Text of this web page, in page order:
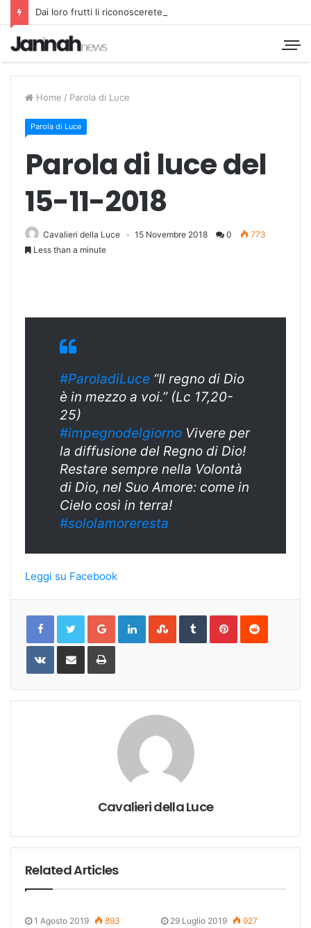
Dai loro frutti li riconoscerete
Home / Parola di Luce
Parola di Luce
Parola di luce del
15-11-2018
Cavalieri della Luce 15 Novembre 2018 0
773
Less than a minute
#ParoladiLuce “Il regno di Dio
è in mezzo a voi.” (Lc 17,20-
25)
#impegnodelgiorno Vivere per
la diffusione del Regno di Dio!
Restare sempre nella Volontà
di Dio, nel Suo Amore: come in
Cielo così in terra!
#sololamoreresta
Leggi su Facebook
Google+LinkedInStumbleUpon
TumblrPinterestReddit
VKontakteShare
Email
Print
Cavalieri della Luce
Related Articles
1 Agosto 2019 893 29 Luglio 2019 927